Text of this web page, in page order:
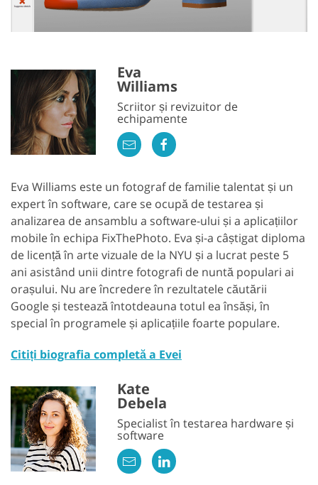
Eva
Williams
Scriitor și revizuitor de
echipamente
Eva Williams este un fotograf de familie talentat și un
expert în software, care se ocupă de testarea și
analizarea de ansamblu a software-ului și a aplicațiilor
mobile în echipa FixThePhoto. Eva și-a câștigat diploma
de licență în arte vizuale de la NYU și a lucrat peste 5
ani asistând unii dintre fotografi de nuntă populari ai
orașului. Nu are încredere în rezultatele căutării
Google și testează întotdeauna totul ea însăși, în
special în programele și aplicațiile foarte populare.
Citiți biografia completă a Evei
Kate
Debela
Specialist în testarea hardware și
software